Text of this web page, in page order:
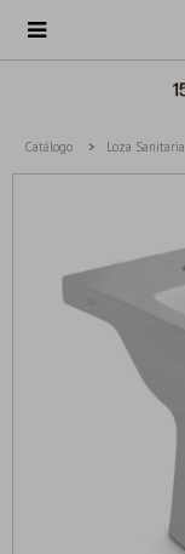

Catálogo Loza Sanitaria